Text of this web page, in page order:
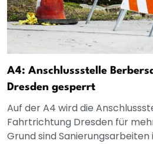
A4: Anschlussstelle
Dresden gesperrt
Auf der A4 wird die
Fahrtrichtung Dresden für
Grund sind Sanierungsarbeiten